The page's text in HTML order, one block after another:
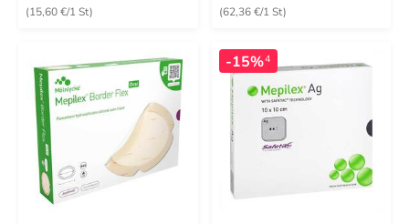
(15,60 €/1 St) (62,36 €/1 St)
-15%4